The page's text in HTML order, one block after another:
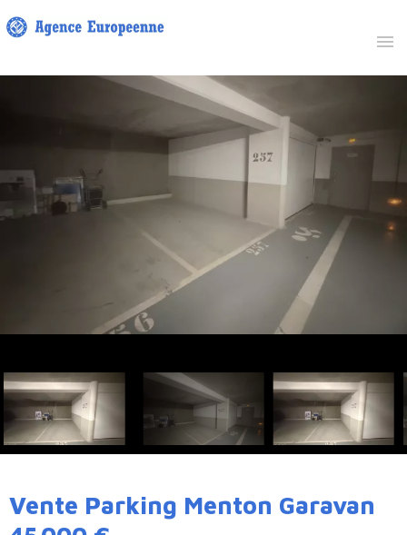
Vente Parking Menton Garavan